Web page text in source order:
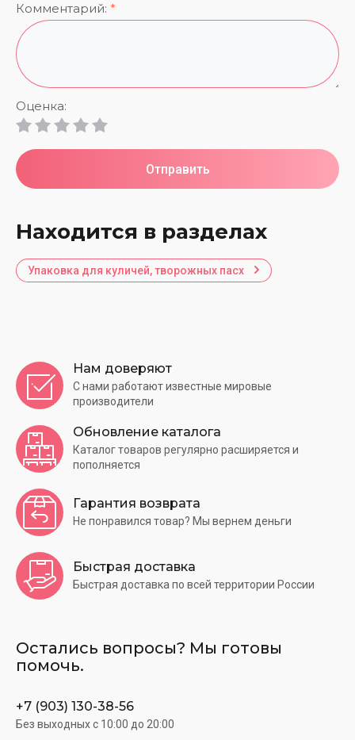
Комментарий: *
Оценка:
Отправить
Находится в разделах
Упаковка для куличей, творожных пасх
Нам доверяют
С нами работают известные мировые
производители
Обновление каталога
Каталог товаров регулярно расширяется и
пополняется
Гарантия возврата
Не понравился товар? Мы вернем деньги
Быстрая доставка
Быстрая доставка по всей территории России
Остались вопросы? Мы готовы
помочь.
+7 (903) 130-38-56
Без выходных c 10:00 до 20:00